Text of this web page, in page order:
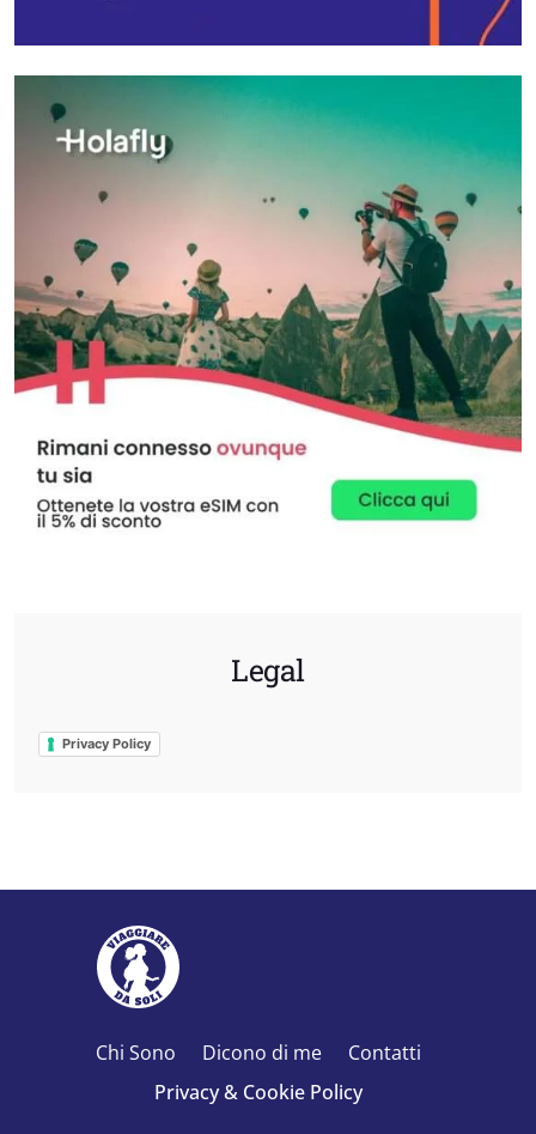
Legal
Privacy Policy
Chi Sono Dicono di me
Contatti
Privacy & Cookie Policy